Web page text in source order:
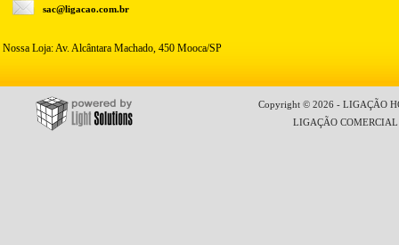
sac@ligacao.com.br
Nossa Loja: Av. Alcântara Machado, 450 Mooca/SP
Copyright © 2026 - LIGAÇÃO
LIGAÇÃO